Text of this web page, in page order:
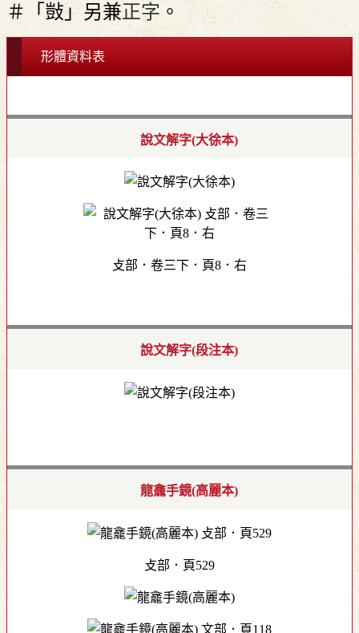
＃「敱」另兼正字 。
形體資料表
說文解字(大徐本)
攴部．卷三下．頁8．右
說文解字(段注本)
龍龕手鏡(高麗本)
攴部．頁529